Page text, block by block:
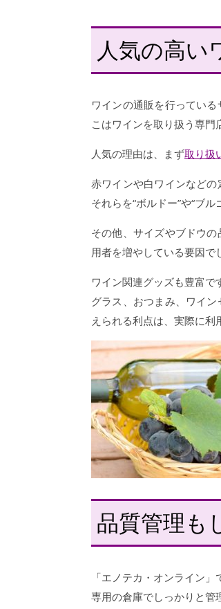
人気の高い
ワインの通販を行ってい
こはワインを取り扱う専門
人気の理由は、まず取り扱
赤ワインや白ワインなどの
それらを“ボルドー”や“ブ
その他、サイズやブドウ
用者を増やしている要因で
ワイン関連グッズも豊富で
グラス、おつまみ、ワイ
えられる利点は、実際に利
品質管理も
「エノテカ・オンライン
専用の倉庫でしっかりと管